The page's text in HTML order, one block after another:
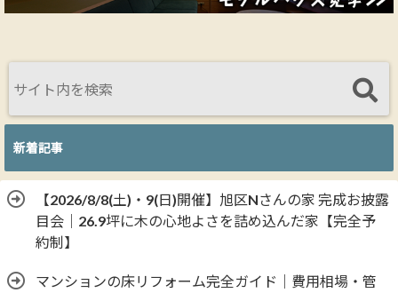
新着記事
【2026/8/8(土)・9(日)開催】旭区Nさんの家 完成お披露
目会｜26.9坪に木の心地よさを詰め込んだ家【完全予
約制】
マンションの床リフォーム完全ガイド｜費用相場・管